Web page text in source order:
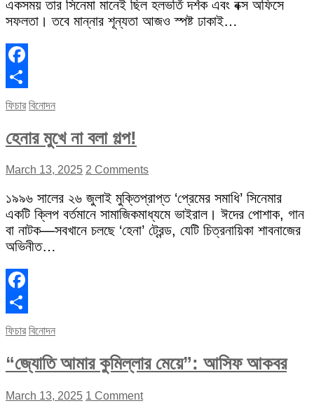
একসময় তার সিনেমা মানেই ছিল হলভর্তি দর্শক এবং বক্স অফিসে
সফলতা। তবে মান্নার শূন্যতা আজও স্পষ্ট ঢাকাই…
Facebook
Share
ফিচার বিনোদন
হেনার মুখে না বলা গল্প!
March 13, 2025 2 Comments
১৯৯৬ সালের ২৬ জুলাই মুক্তিপ্রাপ্ত ‘প্রেমের সমাধি’ সিনেমার
একটি ক্লিপ বর্তমানে সামাজিকমাধ্যমে ভাইরাল। ঈদের পোশাক, গান
বা নাটক—সবখানে চলছে ‘হেনা’ ট্রেন্ড, যেটি চিত্রনায়িকা শাবনাজের
অভিনীত…
Facebook
Share
ফিচার বিনোদন
“জ্যোতি আমার কুমিল্লার মেয়ে”: আসিফ আকবর
March 13, 2025 1 Comment